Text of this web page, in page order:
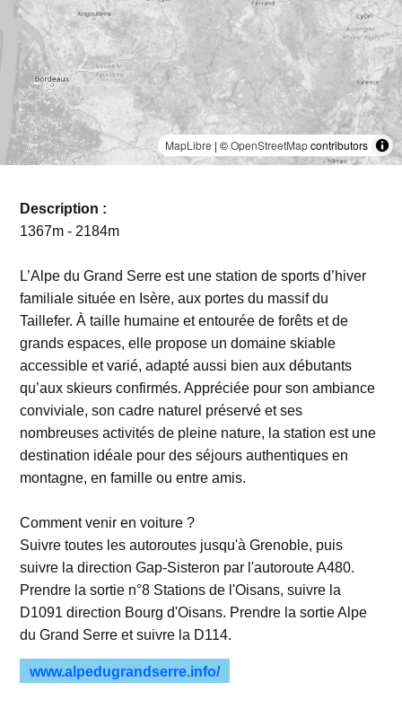
MapLibre | ©OpenStreetMapcontributors
Description :
1367m - 2184m
L’Alpe du Grand Serre est une station de sports d’hiver
familiale située en Isère, aux portes du massif du
Taillefer. À taille humaine et entourée de forêts et de
grands espaces, elle propose un domaine skiable
accessible et varié, adapté aussi bien aux débutants
qu’aux skieurs confirmés. Appréciée pour son ambiance
conviviale, son cadre naturel préservé et ses
nombreuses activités de pleine nature, la station est une
destination idéale pour des séjours authentiques en
montagne, en famille ou entre amis.
Comment venir en voiture ?
Suivre toutes les autoroutes jusqu'à Grenoble, puis
suivre la direction Gap-Sisteron par l'autoroute A480.
Prendre la sortie n°8 Stations de l'Oisans, suivre la
D1091 direction Bourg d'Oisans. Prendre la sortie Alpe
du Grand Serre et suivre la D114.
www.alpedugrandserre.info/